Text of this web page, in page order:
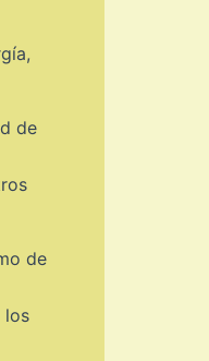
de
de
los